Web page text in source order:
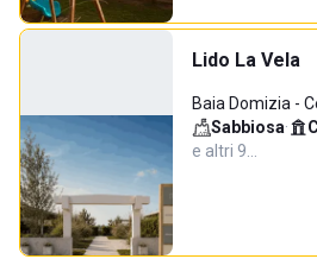
Lido La Vela
Baia Domizia -
Sabbiosa·
e altri 9…